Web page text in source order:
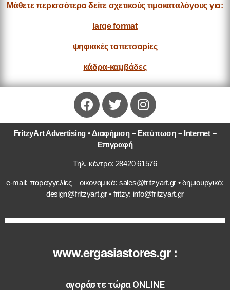
Μάθετε περισσότερα δείτε σχετικούς τιμοκαταλόγους για:
large format
ψηφιακές ταπετσαρίες
κάδρα-καμβάδες
FritzyArt Advertising • Διαφήμιση – Εκτύπωση – Internet –
Επιγραφή
Τηλ. κέντρο: 28420 61576
e-mail: παραγγελίες – οικονομικά: sales@fritzyart.gr • δημιουργικό:
design@fritzyart.gr • fritzy: info@fritzyart.gr
www.ergasiastores.gr :
αγοράστε τώρα ONLINE